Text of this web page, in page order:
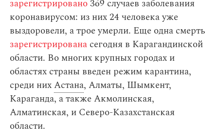
зарегистрировано369 случаев заболевания
коронавирусом: из них 24 человека уже
выздоровели, а трое умерли. Еще одна смерть
зарегистрирована сегодня в Карагандинской
области. Во многих крупных городах и
областях страны введен режим карантина,
среди нихАстана, Алматы, Шымкент,
Караганда, а также Акмолинская,
Алматинская, и Северо-Казахстанская
области.